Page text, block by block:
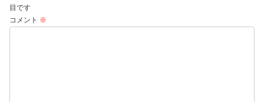
目です
コメント ※